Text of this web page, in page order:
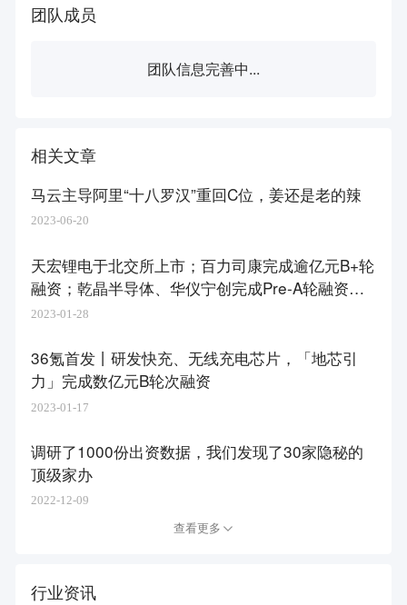
团队成员
团队信息完善中...
相关文章
马云主导阿里“十八罗汉”重回C位，姜还是老的辣
2023-06-20
天宏锂电于北交所上市；百力司康完成逾亿元B+轮
融资；乾晶半导体、华仪宁创完成Pre-A轮融资｜
浙氪一周
2023-01-28
36氪首发丨研发快充、无线充电芯片，「地芯引
力」完成数亿元B轮次融资
2023-01-17
调研了1000份出资数据，我们发现了30家隐秘的
顶级家办
2022-12-09
查看更多
行业资讯